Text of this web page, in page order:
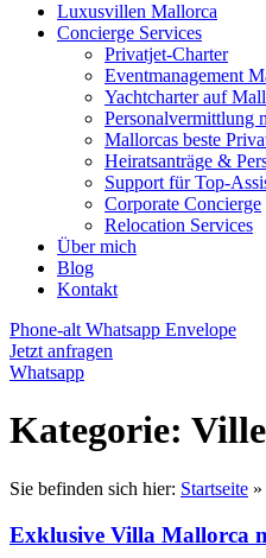
Luxusvillen Mallorca
Concierge Services
Privatjet-Charter
Eventmanagement
Yachtcharter auf
Personalvermittlung
Mallorcas beste
Heiratsanträge &
Support für Top-
Corporate Concierge
Relocation Services
Über mich
Blog
Kontakt
Phone-alt Whatsapp Envelope
Jetzt anfragen
Whatsapp
Kategorie:
Sie befinden sich hier: Startseite »
Exklusive Villa Mallorca